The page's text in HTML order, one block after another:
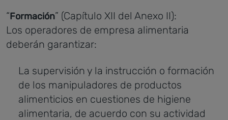
“Formación” (Capítulo XII del Anexo II):
Los operadores de empresa alimentaria
deberán garantizar:
La supervisión y la instrucción o formación
de los manipuladores de productos
alimenticios en cuestiones de higiene
alimentaria, de acuerdo con su actividad